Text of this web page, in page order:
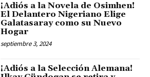
¡Adiós a la Novela de Osimhen!
El Delantero Nigeriano Elige
Galatasaray como su Nuevo
Hogar
septiembre 3, 2024
¡Adiós a la Selección Alemana!